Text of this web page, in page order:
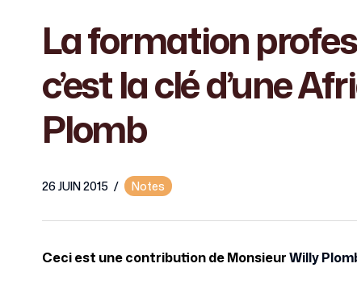
La formation
c’est la clé d’une
Plomb
26 JUIN 2015 / Notes
Ceci est une contribution de MonsieurWilly